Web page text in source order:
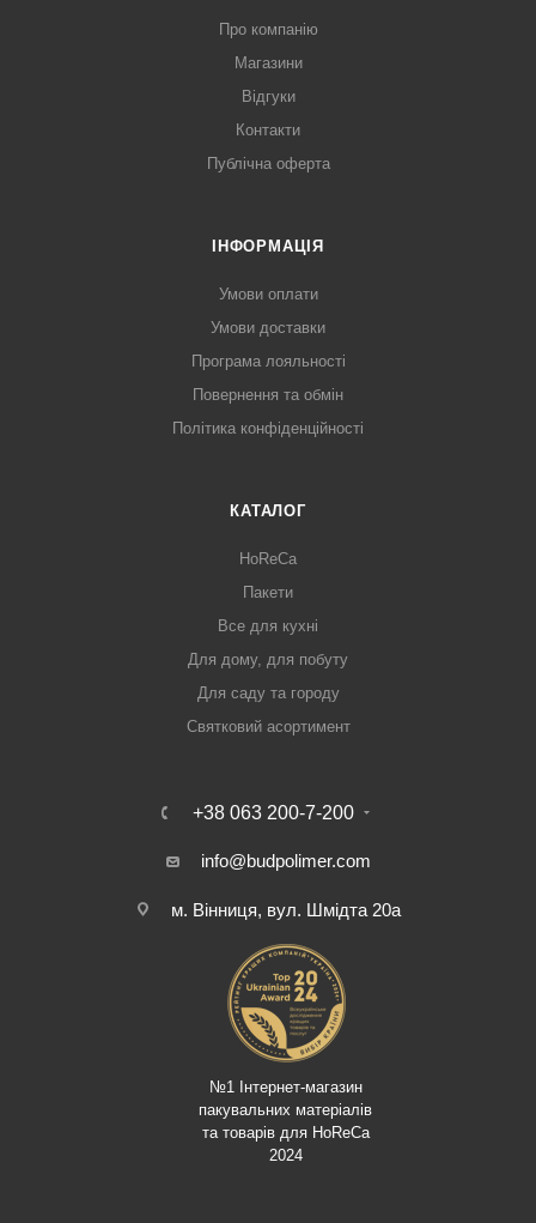
Про компанію
Магазини
Відгуки
Контакти
Публічна оферта
ІНФОРМАЦІЯ
Умови оплати
Умови доставки
Програма лояльності
Повернення та обмін
Політика конфіденційності
КАТАЛОГ
HoReCa
Пакети
Все для кухні
Для дому, для побуту
Для саду та городу
Святковий асортимент
+38 063 200-7-200
info@budpolimer.com
м. Вінниця, вул. Шмідта 20а
№1 Інтернет-магазин
пакувальних матеріалів
та товарів для HoReCa
2024